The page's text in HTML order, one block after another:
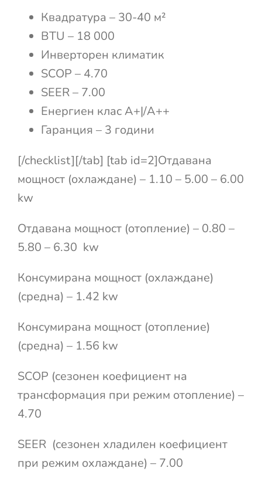
Квадратура – 30-40 м²
BTU – 18 000
Инверторен климатик
SCOP – 4.70
SEER – 7.00
Енергиен клас А+|/А++
Гаранция – 3 години
[/checklist][/tab] [tab id=2]Отдавана
мощност (охлаждане) – 1.10 – 5.00 – 6.00
kw
Отдавана мощност (отопление) – 0.80 –
5.80 – 6.30 kw
Консумирана мощност (охлаждане)
(средна) – 1.42 kw
Консумирана мощност (отопление)
(средна) – 1.56 kw
SCOP (сезонен коефициент на
трансформация при режим отопление) –
4.70
SEER (сезонен хладилен коефициент
при режим охлаждане) – 7.00